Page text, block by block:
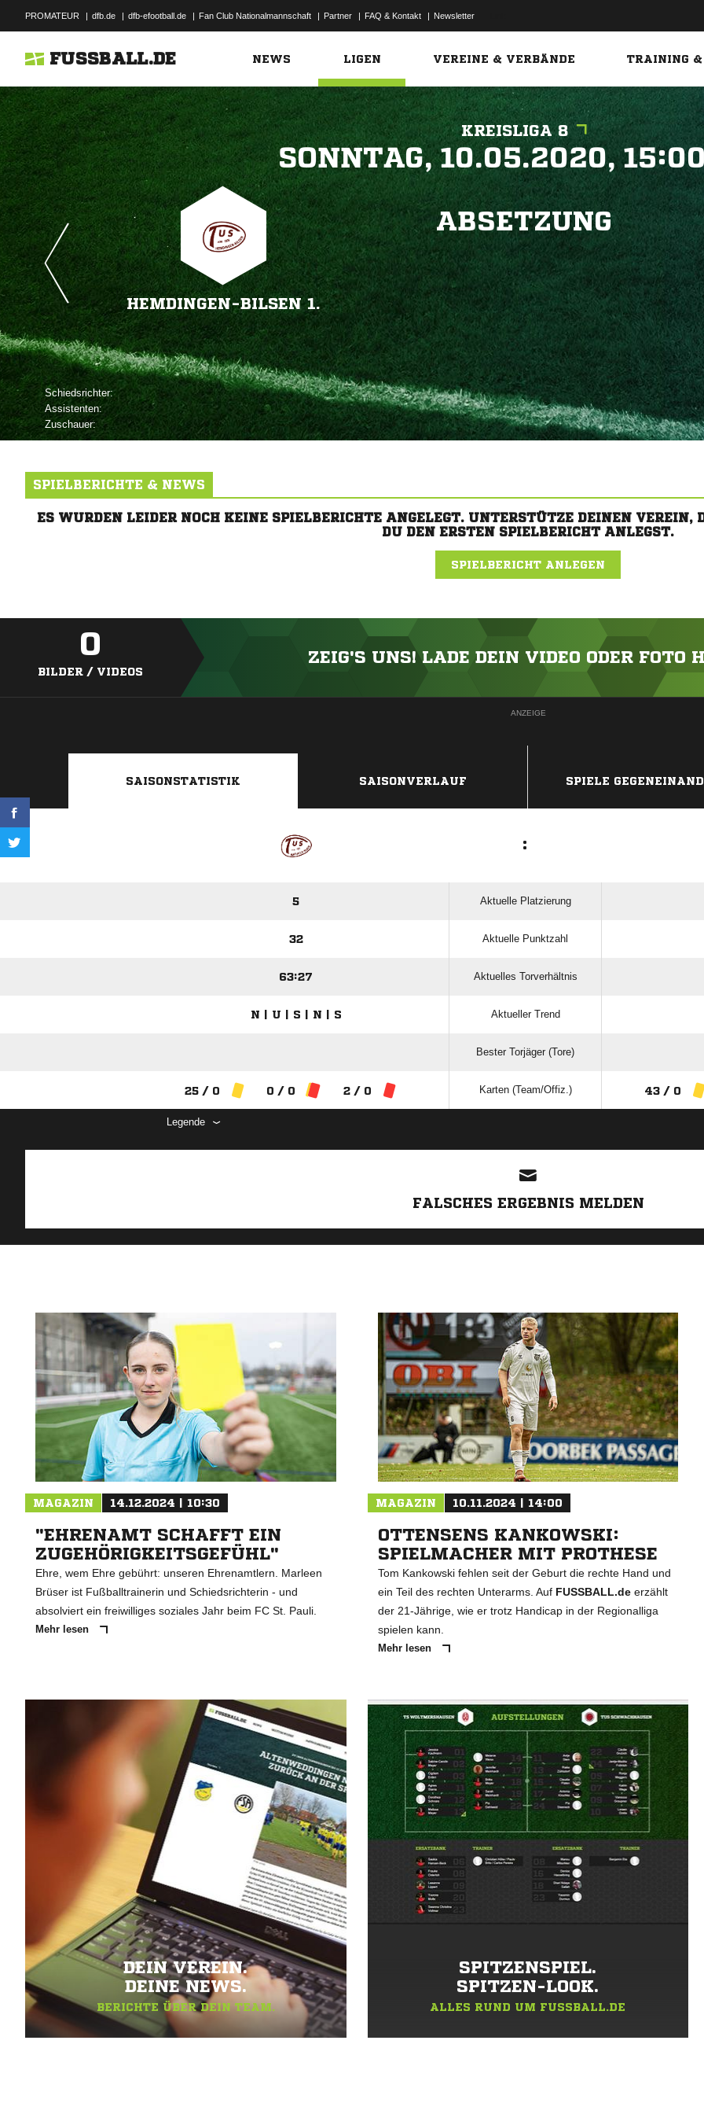
PROMATEUR | dfb.de | dfb-efootball.de | Fan Club Nationalmannschaft | Partner | FAQ & Kontakt | Newsletter
FUSSBALL.DE NEWS LIGEN VEREINE & VERBÄNDE TRAINING &
KREISLIGA 8
 
HEMDINGEN-BILSEN 1.
ABSETZUNG
Schiedsrichter:
Assistenten:
Zuschauer:
SPIELBERICHTE & NEWS
ES WURDEN LEIDER NOCH KEINE SPIELBERICHTE ANGELEGT. UNTERSTÜTZE DEINEN
DU DEN ERSTEN SPIELBERICHT ANLEGST.
SPIELBERICHT ANLEGEN
0
BILDER / VIDEOS
ZEIG'S UNS! LADE DEIN VIDEO ODER FOTO
ANZEIGE
SAISONSTATISTIK SAISONVERLAUF SPIELE
:
5 Aktuelle Platzierung
32 Aktuelle Punktzahl
63:27 Aktuelles Torverhältnis
N | U | S | N | S Aktueller Trend
Bester Torjäger (Tore)
25 / 0 0 / 0 2 / 0 Karten (Team/Offiz.) 43 / 0
Legende
FALSCHES ERGEBNIS MELDEN
MAGAZIN 14.12.2024 | 10:30
"EHRENAMT SCHAFFT EIN
ZUGEHÖRIGKEITSGEFÜHL"
Ehre, wem Ehre gebührt: unseren Ehrenamtlern. Marleen
Brüser ist Fußballtrainerin und Schiedsrichterin - und
absolviert ein freiwilliges soziales Jahr beim FC St. Pauli.
Mehr lesen
MAGAZIN 10.11.2024 | 14:00
OTTENSENS KANKOWSKI:
SPIELMACHER MIT PROTHESE
Tom Kankowski fehlen seit der Geburt die rechte Hand und
ein Teil des rechten Unterarms. Auf FUSSBALL.deerzählt
der 21-Jährige, wie er trotz Handicap in der Regionalliga
spielen kann.
Mehr lesen
DEIN VEREIN.
DEINE NEWS.
BERICHTE ÜBER DEIN TEAM.
SPITZENSPIEL.
SPITZEN-LOOK.
ALLES RUND UM FUSSBALL.DE